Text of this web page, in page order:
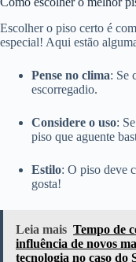
Escolher o piso certo é
especial! Aqui estão
Pense no clima: Se
escorregadio.
Considere o uso:
piso que aguente
Estilo: O piso deve
gosta!
Leia mais Tempo de
influência de novos
tecnologia no caso